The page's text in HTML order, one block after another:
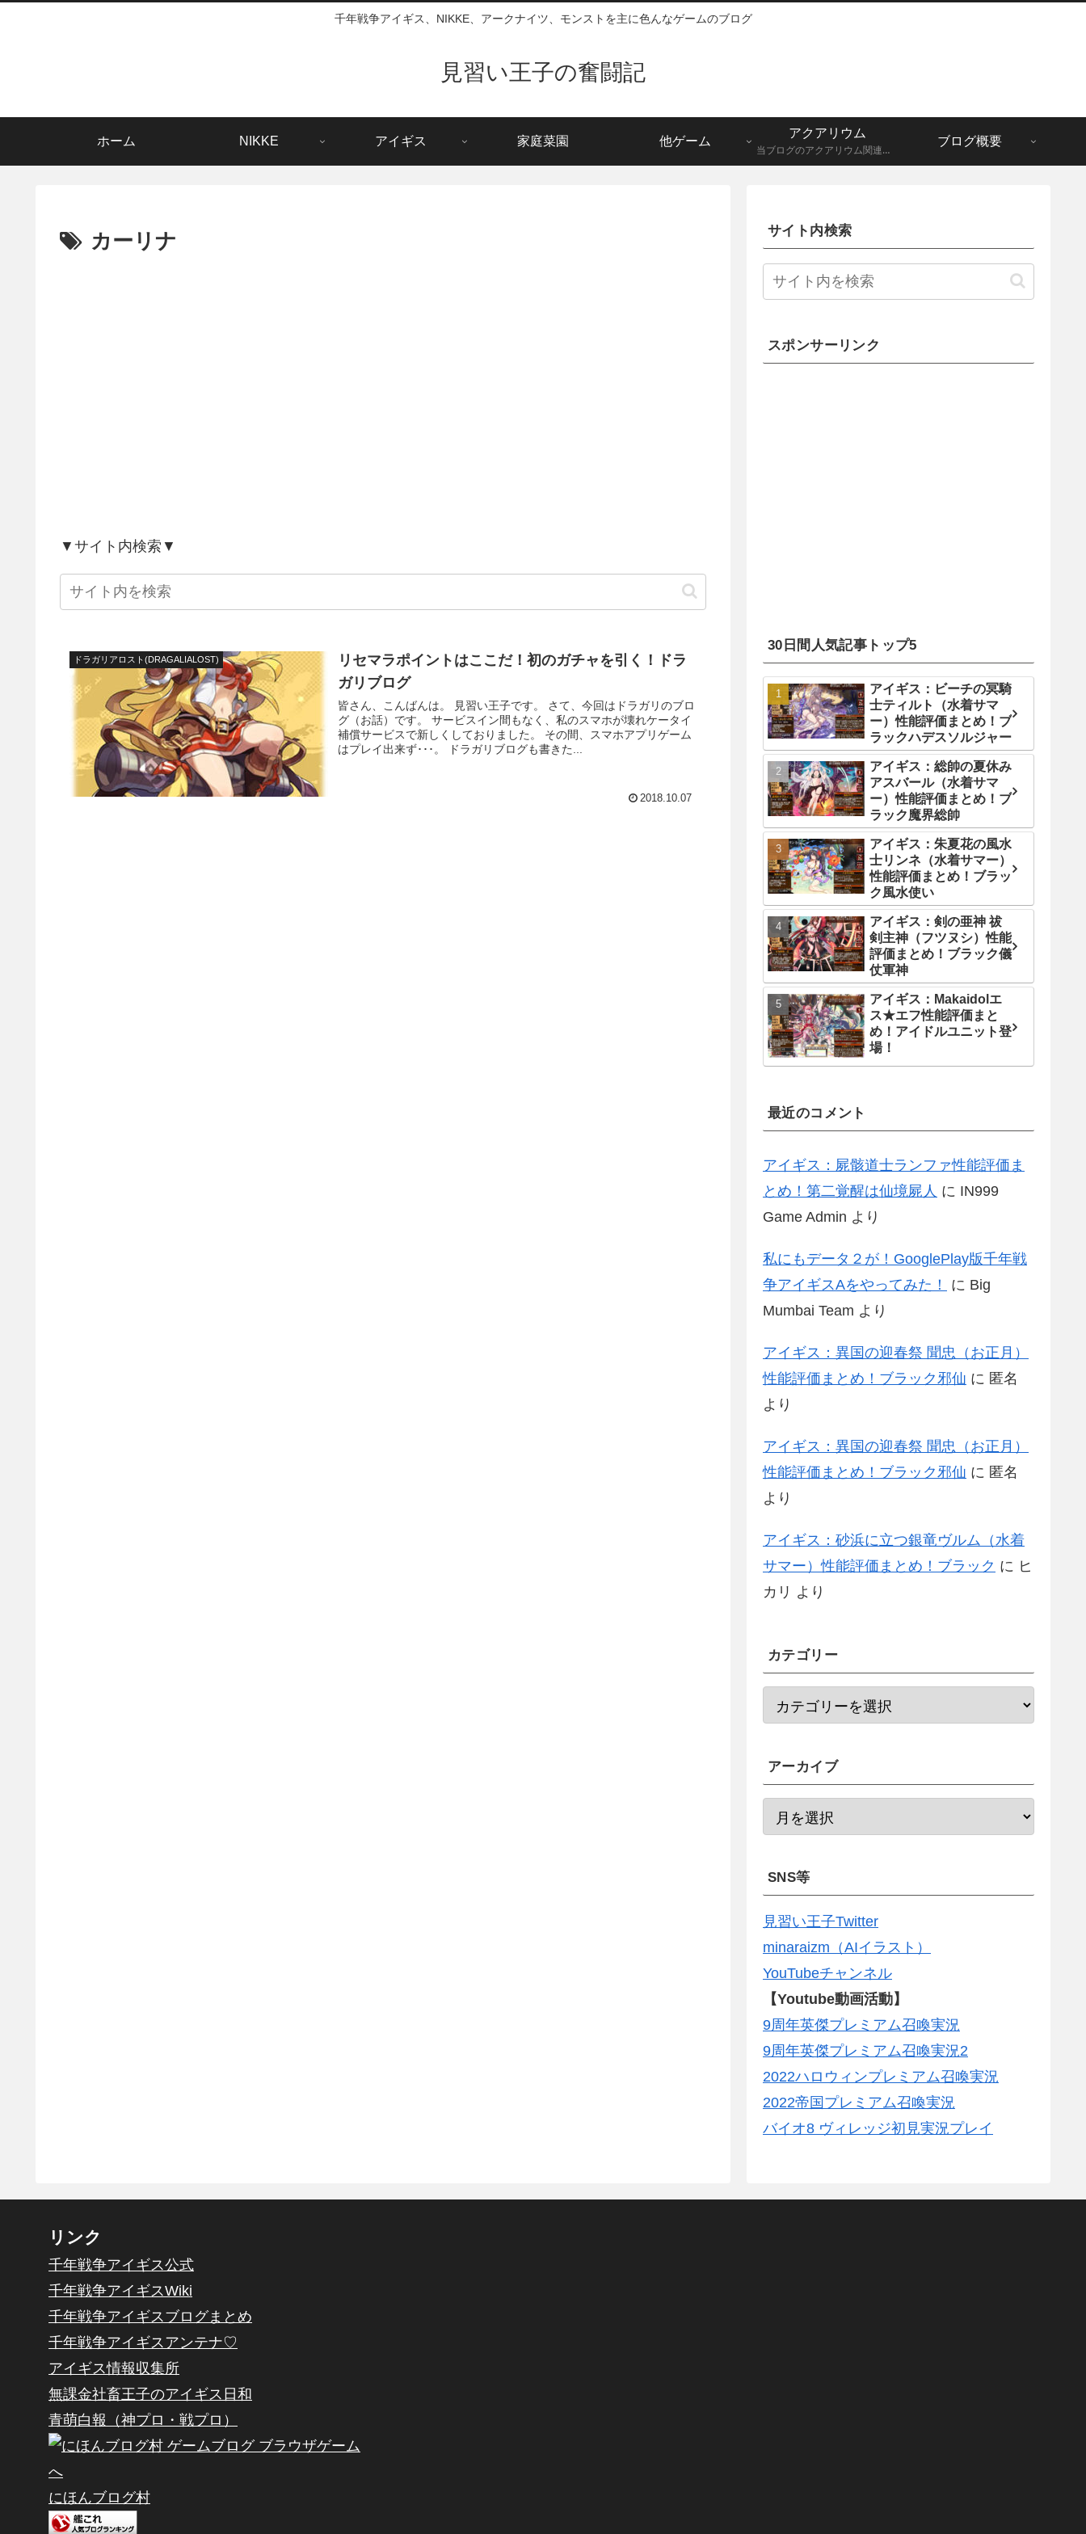
千年戦争アイギス、NIKKE、アークナイツ、モンストを主に色んなゲームのブログ
見習い王子の奮闘記
ホーム NIKKE アイギス 家庭菜園 他ゲーム
アクアリウム
当ブログのアクアリウム関連記事一覧になります。メダカ、グッピーなど。
ブログ概要
カーリナ
▼サイト内検索▼
ドラガリアロスト(DRAGALIALOST)
リセマラポイントはここだ！初のガチャを引く！ドラ
ガリブログ
皆さん、こんばんは。 見習い王子です。 さて、今回はドラガリのブロ
グ（お話）です。 サービスイン間もなく、私のスマホが壊れケータイ
補償サービスで新しくしておりました。 その間、スマホアプリゲーム
はプレイ出来ず･･･。 ドラガリブログも書きた...
2018.10.07
サイト内検索
スポンサーリンク
30日間人気記事トップ5
アイギス：ビーチの冥騎
士ティルト（水着サマ
ー）性能評価まとめ！ブ
ラックハデスソルジャー
アイギス：総帥の夏休み
アスバール（水着サマ
ー）性能評価まとめ！ブ
ラック魔界総帥
アイギス：朱夏花の風水
士リンネ（水着サマー）
性能評価まとめ！ブラッ
ク風水使い
アイギス：剣の亜神 祓
剣主神（フツヌシ）性能
評価まとめ！ブラック儀
仗軍神
アイギス：Makaidolエ
ス★エフ性能評価まと
め！アイドルユニット登
場！
最近のコメント
アイギス：屍骸道士ランファ性能評価ま
とめ！第二覚醒は仙境屍人 に IN999
Game Admin より
私にもデータ２が！GooglePlay版千年戦
争アイギスAをやってみた！
に Big
Mumbai Team より
アイギス：異国の迎春祭 聞忠（お正月）
性能評価まとめ！ブラック邪仙 に 匿名
より
アイギス：異国の迎春祭 聞忠（お正月）
性能評価まとめ！ブラック邪仙 に 匿名
より
アイギス：砂浜に立つ銀竜ヴルム（水着
サマー）性能評価まとめ！ブラック に ヒ
カリ より
カテゴリー
アーカイブ
SNS等
見習い王子Twitter
minaraizm（AIイラスト）
YouTubeチャンネル
【Youtube動画活動】
9周年英傑プレミアム召喚実況
9周年英傑プレミアム召喚実況2
2022ハロウィンプレミアム召喚実況
2022帝国プレミアム召喚実況
バイオ8 ヴィレッジ初見実況プレイ
リンク
千年戦争アイギス公式
千年戦争アイギスWiki
千年戦争アイギスブログまとめ
千年戦争アイギスアンテナ♡
アイギス情報収集所
無課金社畜王子のアイギス日和
青萌白報（神プロ・戦プロ）
にほんブログ村